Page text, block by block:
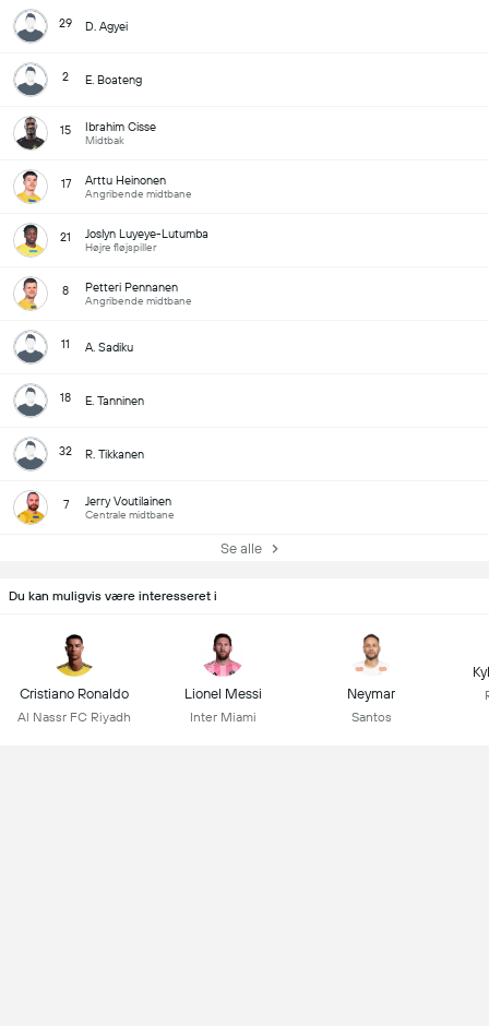
29 D. Agyei
2 E. Boateng
15 Ibrahim Cisse
Midtbak
17 Arttu Heinonen
Angribende midtbane
21 Joslyn Luyeye-Lutumba
Højre fløjspiller
8 Petteri Pennanen
Angribende midtbane
11 A. Sadiku
18 E. Tanninen
32 R. Tikkanen
7 Jerry Voutilainen
Centrale midtbane
Se alle
Du kan muligvis være interesseret i
Cristiano Ronaldo
Al Nassr FC Riyadh
Lionel Messi
Inter Miami
Neymar
Santos